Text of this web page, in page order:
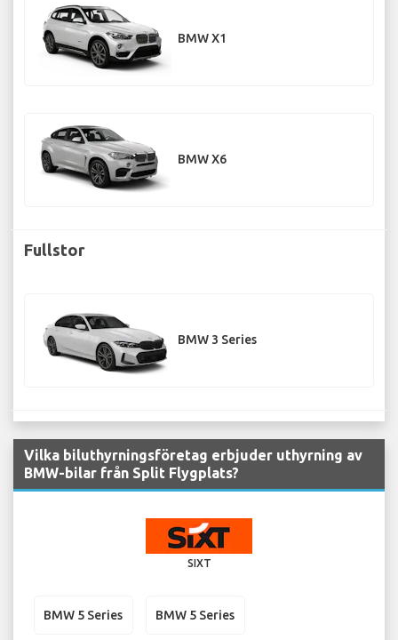
BMW X1
BMW X6
Fullstor
BMW 3 Series
Vilka biluthyrningsföretag erbjuder uthyrning av
BMW-bilar från Split Flygplats?
SIXT
BMW 5 Series BMW 5 Series